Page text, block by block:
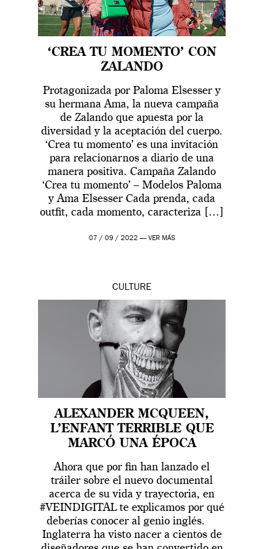
‘CREA TU MOMENTO’ CON
ZALANDO
Protagonizada por Paloma Elsesser y
su hermana Ama, la nueva campaña
de Zalando que apuesta por la
diversidad y la aceptación del cuerpo.
‘Crea tu momento’ es una invitación
para relacionarnos a diario de una
manera positiva. Campaña Zalando
‘Crea tu momento’ – Modelos Paloma
y Ama Elsesser Cada prenda, cada
outfit, cada momento, caracteriza […]
07 / 09 / 2022 — VER MÁS
CULTURE
ALEXANDER MCQUEEN,
L’ENFANT TERRIBLE QUE
MARCÓ UNA ÉPOCA
Ahora que por fin han lanzado el
tráiler sobre el nuevo documental
acerca de su vida y trayectoria, en
#VEINDIGITAL te explicamos por qué
deberías conocer al genio inglés.
Inglaterra ha visto nacer a cientos de